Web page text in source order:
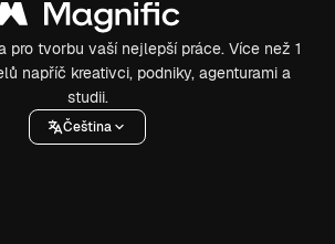
pro tvorbu vaší nejlepší práce. Více než 1
napříč kreativci, podniky, agenturami a
studii.
Čeština